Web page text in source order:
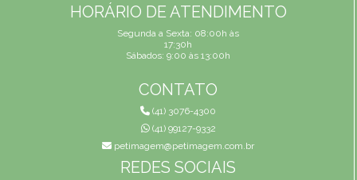
HORÁRIO DE ATENDIMENTO
Segunda a Sexta: 08:00h às
17:30h
Sábados: 9:00 às 13:00h
CONTATO
(41) 3076-4300
(41) 99127-9332
petimagem@petimagem.com.br
REDES SOCIAIS